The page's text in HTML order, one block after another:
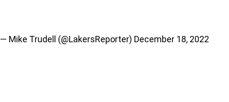
— Mike Trudell (@LakersReporter) December 18, 2022